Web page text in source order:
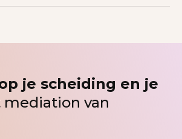
je scheiding en je
van